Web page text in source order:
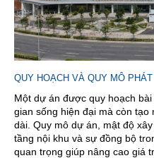
QUY HOẠCH VÀ QUY MÔ
Một dự án được quy hoạch
gian sống hiện đại mà còn
dài. Quy mô dự án, mật độ
tầng nội khu và sự đồng bộ
quan trọng giúp nâng cao giá